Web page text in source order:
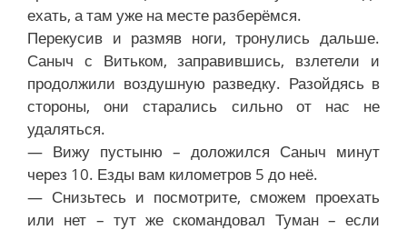
ехать, а там уже на месте разберёмся.
Перекусив и размяв ноги, тронулись дальше.
Саныч с Витьком, заправившись, взлетели и
продолжили воздушную разведку. Разойдясь в
стороны, они старались сильно от нас не
удаляться.
— Вижу пустыню – доложился Саныч минут
через 10. Езды вам километров 5 до неё.
— Снизьтесь и посмотрите, сможем проехать
или нет – тут же скомандовал Туман – если